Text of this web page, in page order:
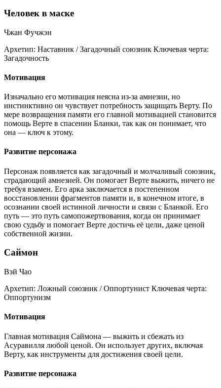
Человек в маске
Чжан Фучжэн
Архетип: Наставник / Загадочный союзник Ключевая черта:
Загадочность
Мотивация
Изначально его мотивация неясна из-за амнезии, но
инстинктивно он чувствует потребность защищать Верту. По
мере возвращения памяти его главной мотивацией становится
помощь Верте в спасении Бланки, так как он понимает, что
она — ключ к этому.
Развитие персонажа
Персонаж появляется как загадочный и молчаливый союзник,
страдающий амнезией. Он помогает Верте выжить, ничего не
требуя взамен. Его арка заключается в постепенном
восстановлении фрагментов памяти и, в конечном итоге, в
осознании своей истинной личности и связи с Бланкой. Его
путь — это путь самопожертвования, когда он принимает
свою судьбу и помогает Верте достичь её цели, даже ценой
собственной жизни.
Саймон
Вэй Чао
Архетип: Ложный союзник / Оппортунист Ключевая черта:
Оппортунизм
Мотивация
Главная мотивация Саймона — выжить и сбежать из
Асуравилля любой ценой. Он использует других, включая
Верту, как инструменты для достижения своей цели.
Развитие персонажа